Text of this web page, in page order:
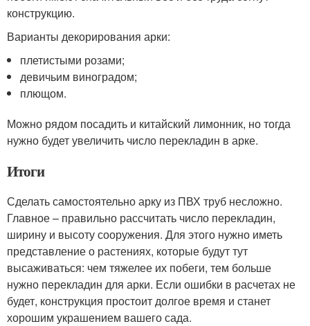
конструкцию.
Варианты декорирования арки:
плетистыми розами;
девичьим виноградом;
плющом.
Можно рядом посадить и китайский лимонник, но тогда
нужно будет увеличить число перекладин в арке.
Итоги
Сделать самостоятельно арку из ПВХ труб несложно.
Главное – правильно рассчитать число перекладин,
ширину и высоту сооружения. Для этого нужно иметь
представление о растениях, которые будут тут
высаживаться: чем тяжелее их побеги, тем больше
нужно перекладин для арки. Если ошибки в расчетах не
будет, конструкция простоит долгое время и станет
хорошим украшением вашего сада.